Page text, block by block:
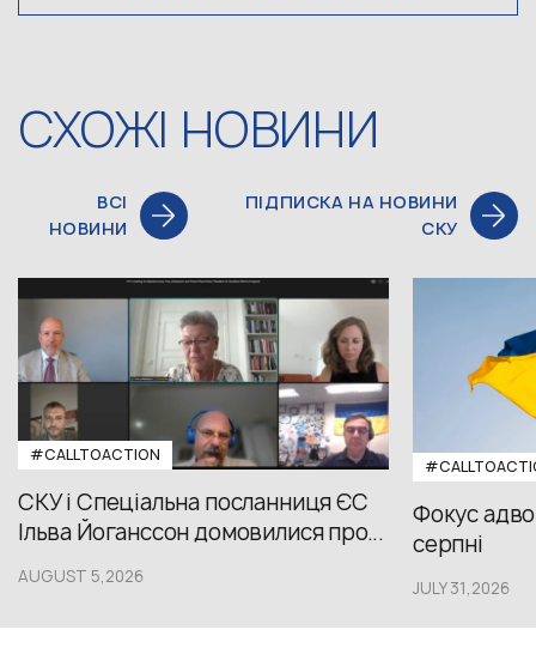
СХОЖІ НОВИНИ
ВСІ
НОВИНИ
ПІДПИСКА НА НОВИНИ
СКУ
#CALLTOACTION
СКУ і Спеціальна посланниця ЄС
Ільва Йоганссон домовилися про...
AUGUST 5,2026
Фокус
серпні
JULY 31,2026